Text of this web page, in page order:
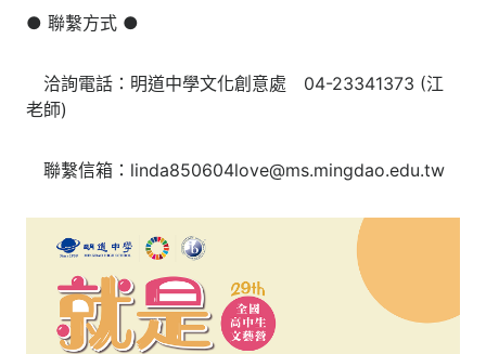
● 聯繫方式 ●
洽詢電話：明道中學文化創意處 04-23341373 (江
老師)
聯繫信箱：linda850604love@ms.mingdao.edu.tw